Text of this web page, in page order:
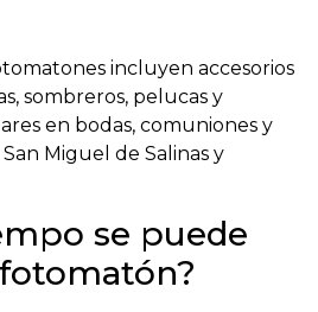
incluyen accesorios
sombreros, pelucas y
en bodas, comuniones y
Miguel de Salinas y
se puede